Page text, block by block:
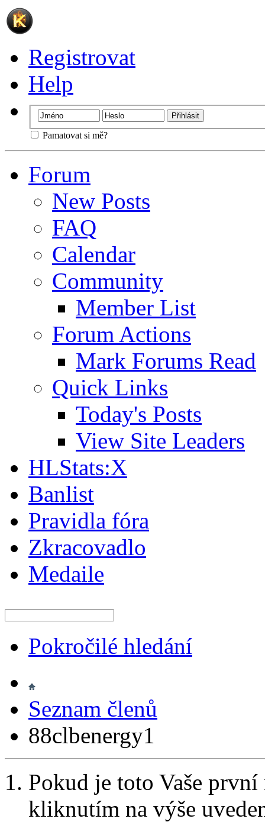
Registrovat
Help
Pamatovat si mě?
Forum
New Posts
FAQ
Calendar
Community
Member List
Forum Actions
Mark Forums Read
Quick Links
Today's Posts
View Site Leaders
HLStats:X
Banlist
Pravidla fóra
Zkracovadlo
Medaile
Pokročilé hledání
Seznam členů
88clbenergy1
Pokud je toto Vaše
kliknutím na výše